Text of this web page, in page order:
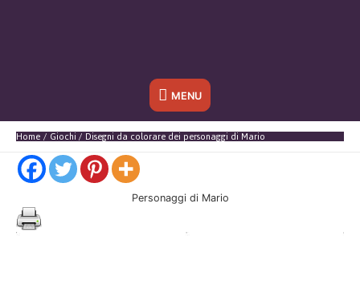
Sotto
l'header
MENU
Home Giochi Disegni da colorare dei personaggi di Mario
Personaggi di Mario